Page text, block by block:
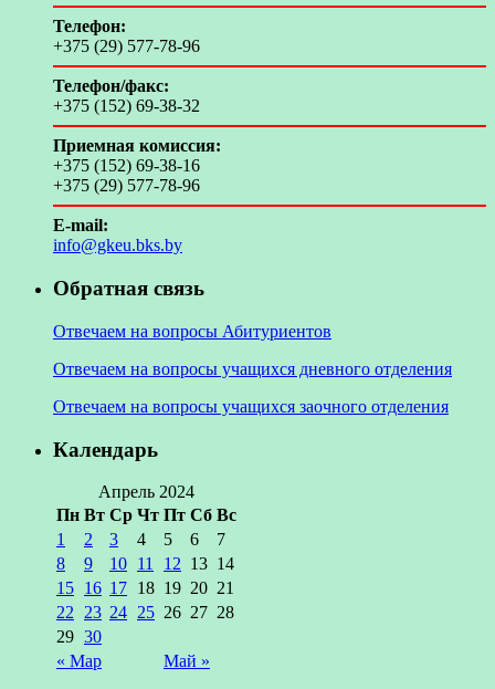
Телефон:
+375 (29) 577-78-96
Телефон/факс:
+375 (152) 69-38-32
Приемная комиссия:
+375 (152) 69-38-16
+375 (29) 577-78-96
E-mail:
info@gkeu.bks.by
Обратная связь
Отвечаем на вопросы Абитуриентов
Отвечаем на вопросы учащихся дневного отделения
Отвечаем на вопросы учащихся заочного отделения
Календарь
Апрель 2024
Пн Вт Ср Чт Пт Сб Вс
« Мар Май »
1 2 3 4 5 6
7
8
9 10 11 12 13 14
15 16 17 18 19 20 21
22
23 24 25 26 27 28
29 30